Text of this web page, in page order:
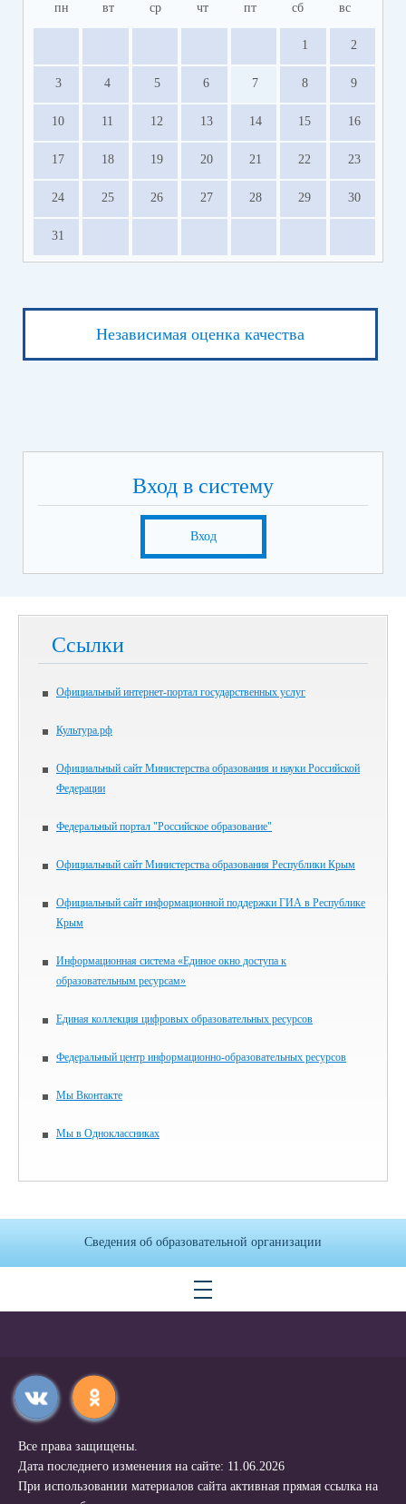
пн вт ср чт пт сб вс
1 2
3 4 5 6 7 8 9
10 11 12 13 14 15 16
17 18 19 20 21 22 23
24 25 26 27 28 29 30
31
Независимая оценка качества
Вход в систему
Вход
Ссылки
Официальный интернет-портал государственных услуг
Культура.рф
Официальный сайт Министерства образования и науки Российской
Федерации
Федеральный портал "Российское образование"
Официальный сайт Министерства образования Республики Крым
Официальный сайт информационной поддержки ГИА в Республике
Крым
Информационная система «Единое окно доступа к
образовательным ресурсам»
Единая коллекция цифровых образовательных ресурсов
Федеральный центр информационно-образовательных ресурсов
Мы Вконтакте
Мы в Одноклассниках
Сведения об образовательной организации
Все права защищены.
Дата последнего изменения на сайте: 11.06.2026
При использовании материалов сайта активная прямая ссылка на